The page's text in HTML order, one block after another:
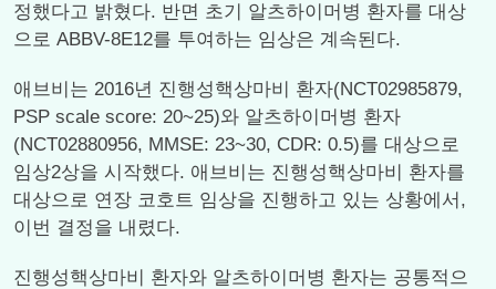
정했다고 밝혔다. 반면 초기 알츠하이머병 환자를 대상
으로 ABBV-8E12를 투여하는 임상은 계속된다.
애브비는 2016년 진행성핵상마비 환자(NCT02985879,
PSP scale score: 20~25)와 알츠하이머병 환자
(NCT02880956, MMSE: 23~30, CDR: 0.5)를 대상으로
임상2상을 시작했다. 애브비는 진행성핵상마비 환자를
대상으로 연장 코호트 임상을 진행하고 있는 상황에서,
이번 결정을 내렸다.
진행성핵상마비 환자와 알츠하이머병 환자는 공통적으